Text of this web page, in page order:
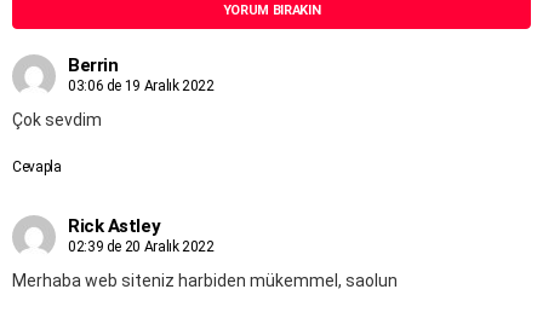
YORUM BIRAKIN
Berrin
03:06 de 19 Aralık 2022
Çok sevdim
Cevapla
Rick Astley
02:39 de 20 Aralık 2022
Merhaba web siteniz harbiden mükemmel, saolun